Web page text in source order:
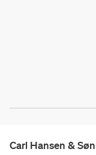
Carl Hansen & Søn